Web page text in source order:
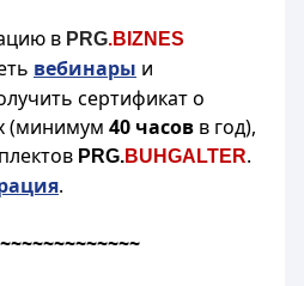
в PRG.BIZNES
вебинары и
сертификат о
(минимум 40 часов в год),
PRG.BUHGALTER.
.